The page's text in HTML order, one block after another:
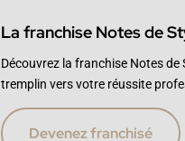
La franchise Notes de
Découvrez la franchise Notes de
tremplin vers votre réussite
Devenez franchisé